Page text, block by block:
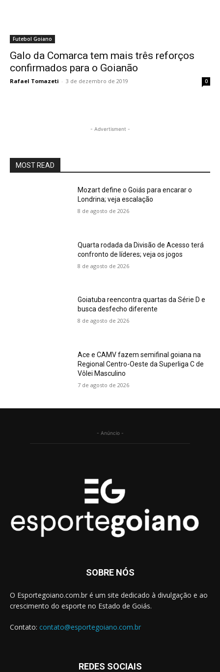
Futebol Goiano
Galo da Comarca tem mais três reforços
confirmados para o Goianão
Rafael Tomazeti - 3 de dezembro de 2019 0
- Advertisment -
MOST READ
Mozart define o Goiás para encarar o
Londrina; veja escalação
8 de agosto de 2026
Quarta rodada da Divisão de Acesso terá
confronto de líderes; veja os jogos
8 de agosto de 2026
Goiatuba reencontra quartas da Série D e
busca desfecho diferente
8 de agosto de 2026
Ace e CAMV fazem semifinal goiana na
Regional Centro-Oeste da Superliga C de
Vôlei Masculino
7 de agosto de 2026
- Anúncio -
SOBRE NÓS
O Esportegoiano.com.br é um site dedicado à divulgação e ao
crescimento do esporte no Estado de Goiás.
Contato: contato@esportegoiano.com.br
REDES SOCIAIS